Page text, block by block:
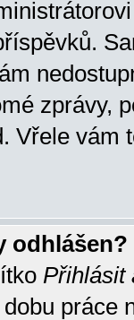
zprávy,
Vřele vám
odhlášen?
Přihlásit
práce